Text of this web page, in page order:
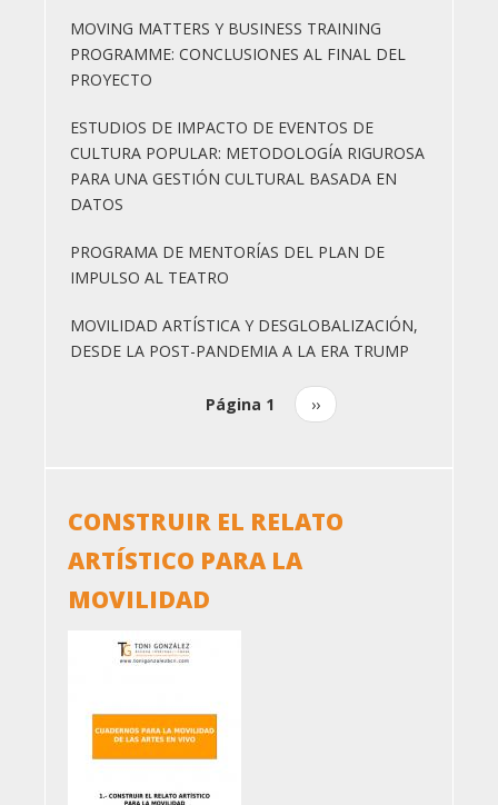
MOVING MATTERS Y BUSINESS TRAINING
PROGRAMME: CONCLUSIONES AL FINAL DEL
PROYECTO
ESTUDIOS DE IMPACTO DE EVENTOS DE
CULTURA POPULAR: METODOLOGÍA RIGUROSA
PARA UNA GESTIÓN CULTURAL BASADA EN
DATOS
PROGRAMA DE MENTORÍAS DEL PLAN DE
IMPULSO AL TEATRO
MOVILIDAD ARTÍSTICA Y DESGLOBALIZACIÓN,
DESDE LA POST-PANDEMIA A LA ERA TRUMP
Página 1
Siguiente
página
››
CONSTRUIR EL RELATO
ARTÍSTICO PARA LA
MOVILIDAD